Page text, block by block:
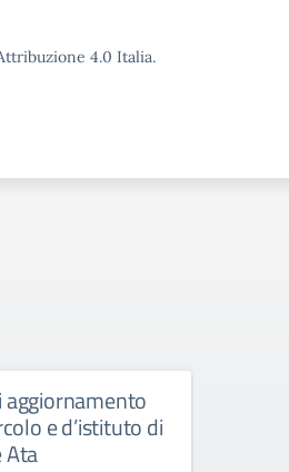
4.0 Italia.
aggiornamento
e d’istituto di
Ata